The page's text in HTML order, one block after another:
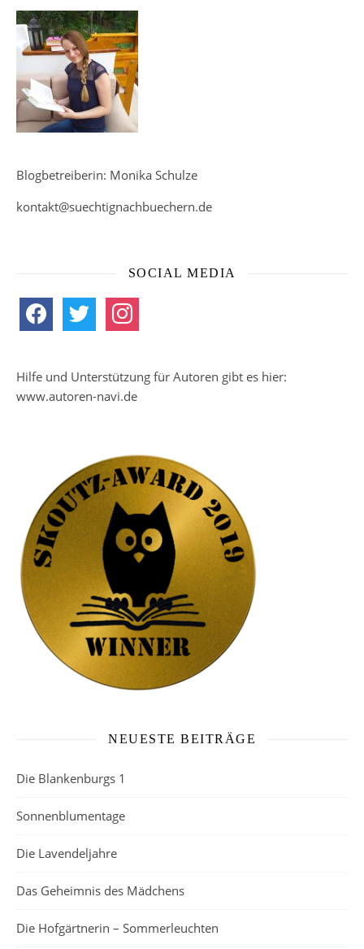
Blogbetreiberin: Monika Schulze
kontakt@suechtignachbuechern.de
SOCIAL MEDIA
facebook twitter instagram
Hilfe und Unterstützung für Autoren gibt es hier:
www.autoren-navi.de
NEUESTE BEITRÄGE
Die Blankenburgs 1
Sonnenblumentage
Die Lavendeljahre
Das Geheimnis des Mädchens
Die Hofgärtnerin – Sommerleuchten